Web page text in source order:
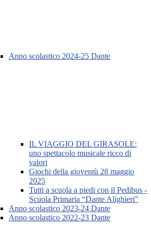
Anno scolastico 2024-25 Dante
IL VIAGGIO DEL GIRASOLE:
uno spettacolo musicale ricco di
valori
Giochi della gioventù 28 maggio
2025
Tutti a scuola a piedi con il Pedibus -
Scuola Primaria “Dante Alighieri”
Anno scolastico 2023-24 Dante
Anno scolastico 2022-23 Dante